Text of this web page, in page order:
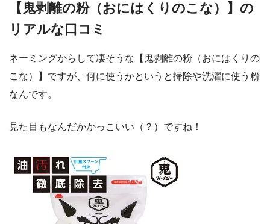
【鬼剥離の粉（おにはくりのこな）】の
リアルな口コミ
ネーミングからして凄そうな【鬼剥離の粉（おにはくりの
こな）】ですが、何に使うかというと掃除や洗濯に使う粉
なんです。
見た目もなんだかかっこいい（？）ですね！